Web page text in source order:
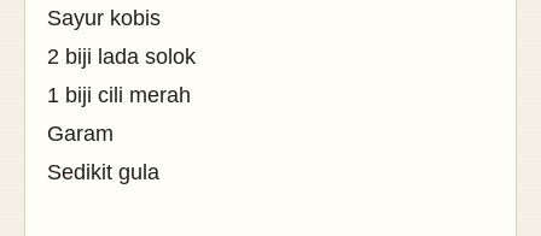
Sayur kobis
2 biji lada solok
1 biji cili merah
Garam
Sedikit gula